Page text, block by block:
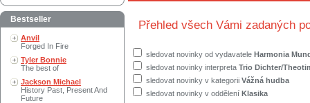
Bestseller
Anvil
Forged In Fire
Tyler Bonnie
The best of
Jackson Michael
History Past, Present And
Future
Přehled všech Vámi zadaných
sledovat novinky od vydavatele Harmonia
sledovat novinky interpreta Trio Dichter/
sledovat novinky v kategorii Vážná hudba
sledovat novinky v oddělení Klasika